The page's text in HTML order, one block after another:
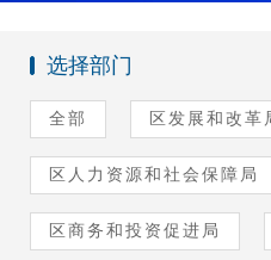
选择部门
全部 区发展和改革
区人力资源和社会保障局
区商务和投资促进局